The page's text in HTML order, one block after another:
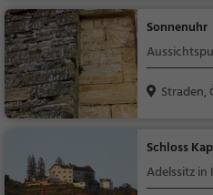
Sonnenuhr
Straden,
Schloss
Adelssitz in